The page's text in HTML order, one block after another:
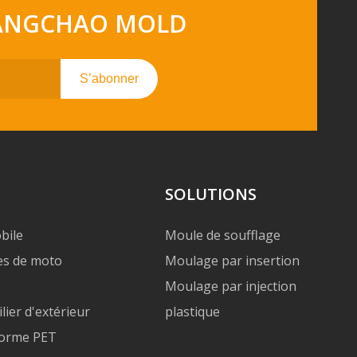
MOLD
S’abonner
de moto
d'extérieur
PET
SOLUTIONS
Moule de soufflage
Moulage par insertion
Moulage par injection
plastique